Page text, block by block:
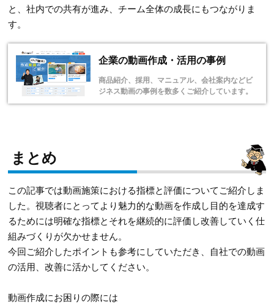
と、社内での共有が進み、チーム全体の成長にもつながりま
す。
企業の動画作成・活用の事例
商品紹介、採用、マニュアル、会社案内などビ
ジネス動画の事例を数多くご紹介しています。
まとめ
この記事では動画施策における指標と評価についてご紹介しま
した。視聴者にとってより魅力的な動画を作成し目的を達成す
るためには明確な指標とそれを継続的に評価し改善していく仕
組みづくりが欠かせません。
今回ご紹介したポイントも参考にしていただき、自社での動画
の活用、改善に活かしてください。
動画作成にお困りの際には